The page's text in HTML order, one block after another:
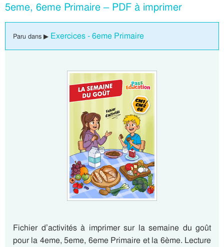
5eme, 6eme Primaire – PDF à imprimer
Paru dans ▶ Exercices - 6eme Primaire
Fichier d’activités à imprimer sur la semaine du goût
pour la 4eme, 5eme, 6eme Primaire et la 6ème. Lecture